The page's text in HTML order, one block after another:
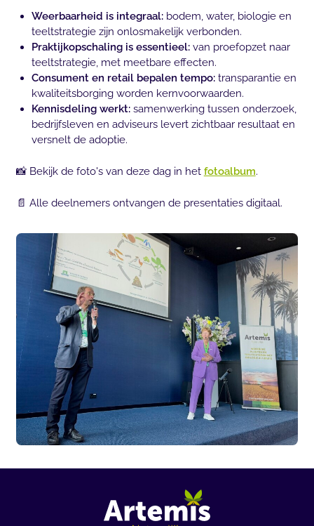
Weerbaarheid is integraal: bodem, water, biologie en
teeltstrategie zijn onlosmakelijk verbonden.
Praktijkopschaling is essentieel: van proefopzet naar
teeltstrategie, met meetbare effecten.
Consument en retail bepalen tempo: transparantie en
kwaliteitsborging worden kernvoorwaarden.
Kennisdeling werkt: samenwerking tussen onderzoek,
bedrijfsleven en adviseurs levert zichtbaar resultaat en
versnelt de adoptie.
📸 Bekijk de foto's van deze dag in het fotoalbum.
📄 Alle deelnemers ontvangen de presentaties digitaal.